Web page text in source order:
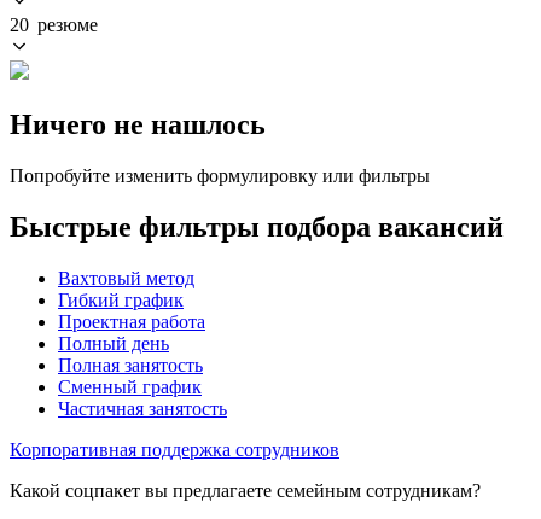
20 резюме
Ничего не нашлось
Попробуйте изменить формулировку или фильтры
Быстрые фильтры подбора вакансий
Вахтовый метод
Гибкий график
Проектная работа
Полный день
Полная занятость
Сменный график
Частичная занятость
Корпоративная поддержка сотрудников
Какой соцпакет вы предлагаете семейным сотрудникам?